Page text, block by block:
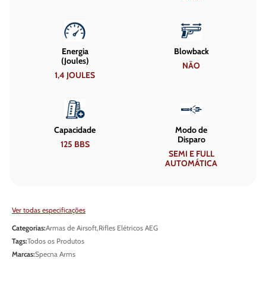
Energia
(Joules)
1,4 JOULES
Blowback
NÃO
Capacidade
125 BBS
Modo de
Disparo
SEMI E FULL
AUTOMÁTICA
Ver todas especificações
Categorias:Armas de Airsoft,Rifles Elétricos AEG
Tags:Todos os Produtos
Marcas:Specna Arms